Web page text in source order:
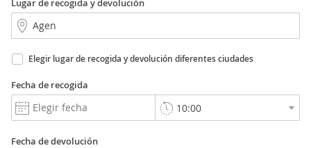
Lugar de recogida y devolución
Elegir lugar de recogida y devolución diferentes ciudades
Fecha de recogida
Fecha de devolución